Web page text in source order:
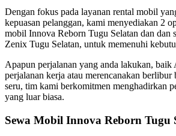
Dengan fokus pada layanan rental mobil
kepuasan pelanggan, kami menyediakan 2
mobil Innova Reborn Tugu Selatan dan dan
Zenix Tugu Selatan, untuk memenuhi
Apapun perjalanan yang anda lakukan, baik
perjalanan kerja atau merencanakan berlibur
seru, tim kami berkomitmen menghadirkan
yang luar biasa.
Sewa Mobil Innova Reborn Tugu